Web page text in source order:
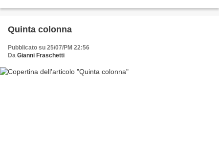
Quinta colonna
Pubblicato su 25/07/PM 22:56
Da Gianni Fraschetti